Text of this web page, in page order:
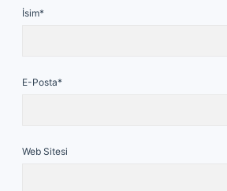
İsim*
E-Posta*
Web Sitesi